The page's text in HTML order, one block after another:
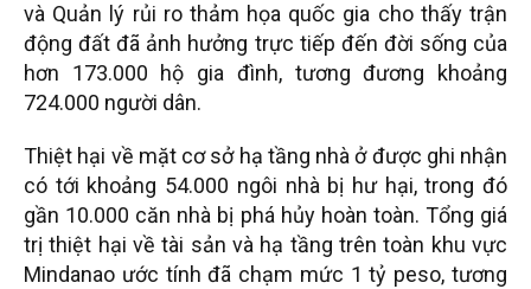
và Quản lý rủi ro thảm họa quốc gia cho thấy trận
động đất đã ảnh hưởng trực tiếp đến đời sống của
hơn 173.000 hộ gia đình, tương đương khoảng
724.000 người dân.
Thiệt hại về mặt cơ sở hạ tầng nhà ở được ghi nhận
có tới khoảng 54.000 ngôi nhà bị hư hại, trong đó
gần 10.000 căn nhà bị phá hủy hoàn toàn. Tổng giá
trị thiệt hại về tài sản và hạ tầng trên toàn khu vực
Mindanao ước tính đã chạm mức 1 tỷ peso, tương